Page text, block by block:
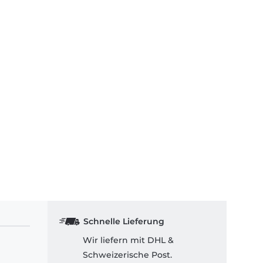
Schnelle Lieferung
Wir liefern mit DHL &
Schweizerische Post.